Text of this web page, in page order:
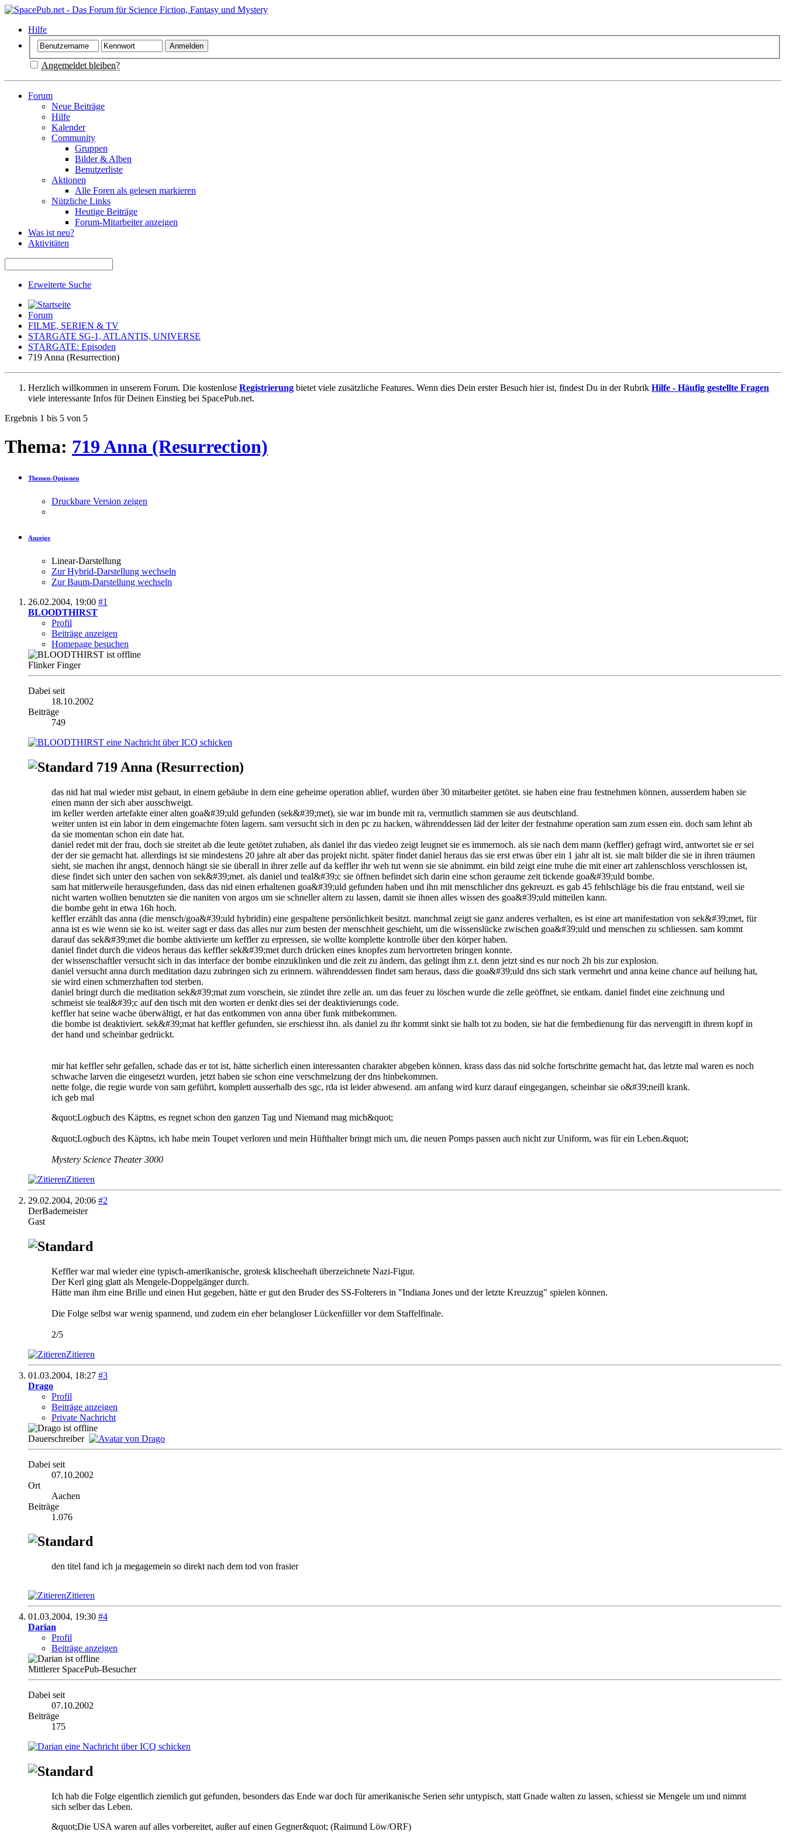
Hilfe
Angemeldet bleiben?
Forum
Neue Beiträge
Hilfe
Kalender
Community
Gruppen
Bilder & Alben
Benutzerliste
Aktionen
Alle Foren als gelesen markieren
Nützliche Links
Heutige Beiträge
Forum-Mitarbeiter anzeigen
Was ist neu?
Aktivitäten
Erweiterte Suche
Forum
FILME, SERIEN & TV
STARGATE SG-1, ATLANTIS, UNIVERSE
STARGATE: Episoden
719 Anna (Resurrection)
Herzlich willkommen in unserem Forum. Die kostenlose Registrierung bietet viele zusätzliche Features. Wenn dies Dein erster Besuch hier ist, findest Du in der Rubrik Hilfe - Häufig gestellte Fragen
viele interessante Infos für Deinen Einstieg bei SpacePub.net.
Ergebnis 1 bis 5 von 5
Thema: 719 Anna (Resurrection)
Themen-Optionen
Druckbare Version zeigen
Anzeige
Linear-Darstellung
Zur Hybrid-Darstellung wechseln
Zur Baum-Darstellung wechseln
26.02.2004, 19:00 #1
BLOODTHIRST
Profil
Beiträge anzeigen
Homepage besuchen
Flinker Finger
Dabei seit
18.10.2002
Beiträge
749
719 Anna (Resurrection)
das nid hat mal wieder mist gebaut, in einem gebäube in dem eine geheime operation ablief, wurden über 30 mitarbeiter getötet. sie haben eine frau festnehmen können, ausserdem haben sie
einen mann der sich aber ausschweigt.
im keller werden artefakte einer alten goa&#39;uld gefunden (sek&#39;met), sie war im bunde mit ra, vermutlich stammen sie aus deutschland.
weiter unten ist ein labor in dem eingemachte föten lagern. sam versucht sich in den pc zu hacken, währenddessen läd der leiter der festnahme operation sam zum essen ein. doch sam lehnt ab
da sie momentan schon ein date hat.
daniel redet mit der frau, doch sie streitet ab die leute getötet zuhaben, als daniel ihr das viedeo zeigt leugnet sie es immernoch. als sie nach dem mann (keffler) gefragt wird, antwortet sie er sei
der der sie gemacht hat. allerdings ist sie mindestens 20 jahre alt aber das projekt nicht. später findet daniel heraus das sie erst etwas über ein 1 jahr alt ist. sie malt bilder die sie in ihren träumen
sieht, sie machen ihr angst, dennoch hängt sie sie überall in ihrer zelle auf da keffler ihr weh tut wenn sie sie abnimmt. ein bild zeigt eine truhe die mit einer art zahlenschloss verschlossen ist,
diese findet sich unter den sachen von sek&#39;met. als daniel und teal&#39;c sie öffnen befindet sich darin eine schon geraume zeit tickende goa&#39;uld bombe.
sam hat mitlerweile herausgefunden, dass das nid einen erhaltenen goa&#39;uld gefunden haben und ihn mit menschlicher dns gekreuzt. es gab 45 fehlschläge bis die frau entstand, weil sie
nicht warten wollten benutzten sie die naniten von argos um sie schneller altern zu lassen, damit sie ihnen alles wissen des goa&#39;uld mitteilen kann.
die bombe geht in etwa 16h hoch.
keffler erzählt das anna (die mensch/goa&#39;uld hybridin) eine gespaltene persönlichkeit besitzt. manchmal zeigt sie ganz anderes verhalten, es ist eine art manifestation von sek&#39;met, für
anna ist es wie wenn sie ko ist. weiter sagt er dass das alles nur zum besten der menschheit geschieht, um die wissenslücke zwischen goa&#39;uld und menschen zu schliessen. sam kommt
darauf das sek&#39;met die bombe aktivierte um keffler zu erpressen, sie wollte komplette kontrolle über den körper haben.
daniel findet durch die videos heraus das keffler sek&#39;met durch drücken eines knopfes zum hervortreten bringen konnte.
der wissenschaftler versucht sich in das interface der bombe einzuklinken und die zeit zu ändern, das gelingt ihm z.t. denn jetzt sind es nur noch 2h bis zur explosion.
daniel versucht anna durch meditation dazu zubringen sich zu erinnern. währenddessen findet sam heraus, dass die goa&#39;uld dns sich stark vermehrt und anna keine chance auf heilung hat,
sie wird einen schmerzhaften tod sterben.
daniel bringt durch die meditation sek&#39;mat zum vorschein, sie zündet ihre zelle an. um das feuer zu löschen wurde die zelle geöffnet, sie entkam. daniel findet eine zeichnung und
schmeist sie teal&#39;c auf den tisch mit den worten er denkt dies sei der deaktivierungs code.
keffler hat seine wache überwältigt, er hat das entkommen von anna über funk mitbekommen.
die bombe ist deaktiviert. sek&#39;mat hat keffler gefunden, sie erschiesst ihn. als daniel zu ihr kommt sinkt sie halb tot zu boden, sie hat die fernbedienung für das nervengift in ihrem kopf in
der hand und scheinbar gedrückt.
mir hat keffler sehr gefallen, schade das er tot ist, hätte sicherlich einen interessanten charakter abgeben können. krass dass das nid solche fortschritte gemacht hat, das letzte mal waren es noch
schwache larven die eingesetzt wurden, jetzt haben sie schon eine verschmelzung der dns hinbekommen.
nette folge, die regie wurde von sam geführt, komplett ausserhalb des sgc, rda ist leider abwesend. am anfang wird kurz darauf eingegangen, scheinbar sie o&#39;neill krank.
ich geb mal
&quot;Logbuch des Käptns, es regnet schon den ganzen Tag und Niemand mag mich&quot;
&quot;Logbuch des Käptns, ich habe mein Toupet verloren und mein Hüfthalter bringt mich um, die neuen Pomps passen auch nicht zur Uniform, was für ein Leben.&quot;
Mystery Science Theater 3000
Zitieren
29.02.2004, 20:06 #2
DerBademeister
Gast
Keffler war mal wieder eine typisch-amerikanische, grotesk klischeehaft überzeichnete Nazi-Figur.
Der Kerl ging glatt als Mengele-Doppelgänger durch.
Hätte man ihm eine Brille und einen Hut gegeben, hätte er gut den Bruder des SS-Folterers in "Indiana Jones und der letzte Kreuzzug" spielen können.
Die Folge selbst war wenig spannend, und zudem ein eher belangloser Lückenfüller vor dem Staffelfinale.
2/5
Zitieren
01.03.2004, 18:27 #3
Drago
Profil
Beiträge anzeigen
Private Nachricht
Dauerschreiber
Dabei seit
07.10.2002
Ort
Aachen
Beiträge
1.076
den titel fand ich ja megagemein so direkt nach dem tod von frasier
Zitieren
01.03.2004, 19:30 #4
Darian
Profil
Beiträge anzeigen
Mittlerer SpacePub-Besucher
Dabei seit
07.10.2002
Beiträge
175
Ich hab die Folge eigentlich ziemlich gut gefunden, besonders das Ende war doch für amerikanische Serien sehr untypisch, statt Gnade walten zu lassen, schiesst sie Mengele um und nimmt
sich selber das Leben.
&quot;Die USA waren auf alles vorbereitet, außer auf einen Gegner&quot; (Raimund Löw/ORF)